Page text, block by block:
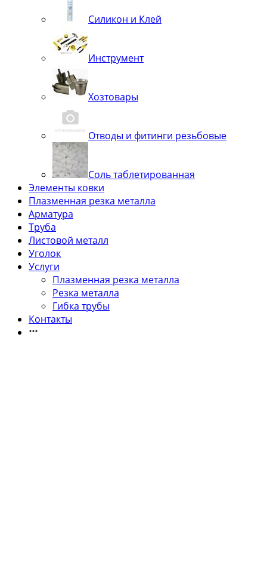
Силикон и Клей
Инструмент
Хозтовары
Отводы и фитинги резьбовые
Соль таблетированная
Элементы ковки
Плазменная резка металла
Арматура
Труба
Листовой металл
Уголок
Услуги
Плазменная резка металла
Резка металла
Гибка трубы
Контакты